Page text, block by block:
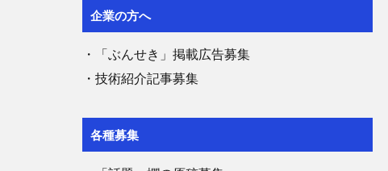
企業の方へ
・「ぶんせき」掲載広告募集
・技術紹介記事募集
各種募集